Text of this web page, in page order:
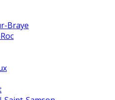
Braye